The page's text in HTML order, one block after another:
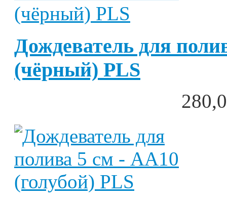
Дождеватель для
(чёрный) PLS